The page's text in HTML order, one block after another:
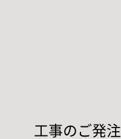
工事のご発